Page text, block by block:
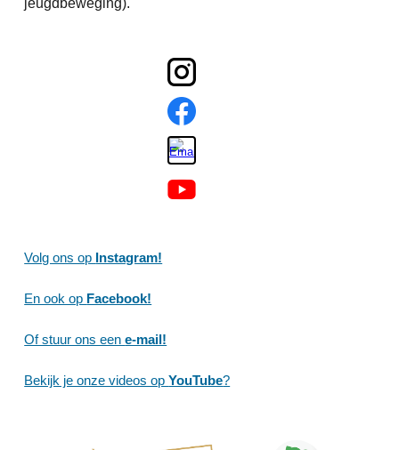
Volg ons op Instagram!
En ook op Facebook!
Of stuur ons eene-mail!
Bekijk je onze videos opYouTube?